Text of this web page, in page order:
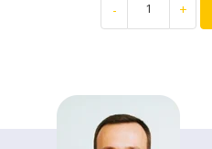
- +